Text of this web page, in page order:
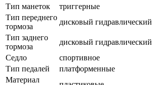
Тип манеток
триггерные
Тип переднего
тормоза
дисковый гидравлический
Тип заднего
тормоза
дисковый гидравлический
Седло
спортивное
Тип педалей
платформенные
Материал